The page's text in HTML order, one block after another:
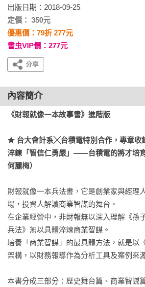
出版日期：2018-09-25
定價： 350元
優惠價：79折 277元
書虫VIP價：277元
內容簡介
《財報就像一本故事書》進階版
★ 台大會計系╳台積電特別合作，專章收
淬鍊「智信仁勇嚴」——台積電的將才培
何麗梅）
財報就像一本兵法書，它是創業家與經理
場，投資人解讀商業智謀的舞台。
在企業經營中，非財報無以深入理解《孫
兵法》無以具體淬煉商業智謀。
培養「商業智謀」的最具體方法，就是以
架構，以財務報導作為分析工具及案例來
本書分成三部分：歷史舞台篇、商業智謀